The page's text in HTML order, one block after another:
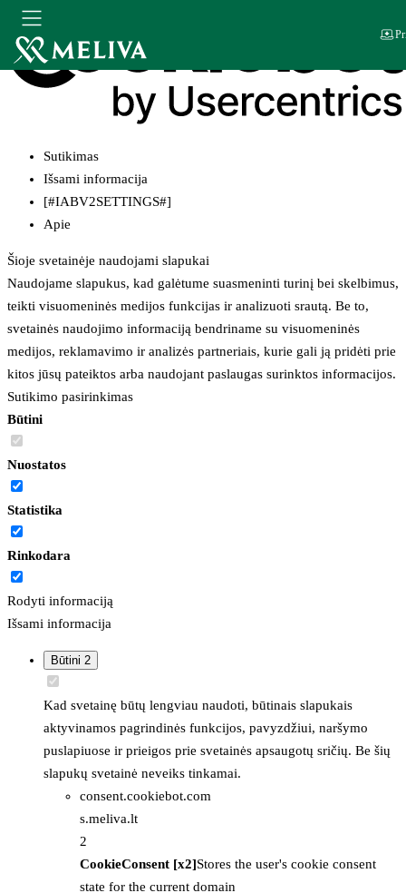
Sutikimas
Išsami informacija
[#IABV2SETTINGS#]
Apie
Šioje svetainėje naudojami slapukai
Naudojame slapukus, kad galėtume suasmeninti turinį bei skelbimus,
teikti visuomeninės medijos funkcijas ir analizuoti srautą. Be to,
svetainės naudojimo informaciją bendriname su visuomeninės
medijos, reklamavimo ir analizės partneriais, kurie gali ją pridėti prie
kitos jūsų pateiktos arba naudojant paslaugas surinktos informacijos.
Sutikimo pasirinkimas
Būtini
Nuostatos
Statistika
Rinkodara
Rodyti informaciją
Išsami informacija
Būtini 2
Kad svetainę būtų lengviau naudoti, būtinais slapukais
aktyvinamos pagrindinės funkcijos, pavyzdžiui, naršymo
puslapiuose ir prieigos prie svetainės apsaugotų sričių. Be šių
slapukų svetainė neveiks tinkamai.
consent.cookiebot.com
s.meliva.lt
2
CookieConsent [x2]Stores the user's cookie consent
state for the current domain